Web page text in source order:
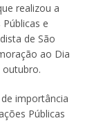
realizou a
e
de São
ao Dia
outubro.
importância
Públicas